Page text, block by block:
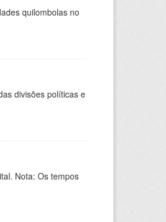
quilombolas no
divisões políticas e
Nota: Os tempos